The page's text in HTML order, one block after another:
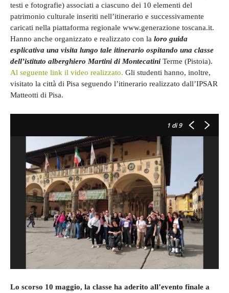
testi e fotografie) associati a ciascuno dei 10 elementi del
patrimonio culturale inseriti nell’itinerario e successivamente
caricati nella piattaforma regionale www.generazione toscana.it.
Hanno anche organizzato e realizzato con la loro guida
esplicativa una visita lungo tale itinerario ospitando una classe
dell’istituto alberghiero Martini di Montecatini Terme (Pistoia).
Al seguente link il video realizzato. Gli studenti hanno, inoltre,
visitato la città di Pisa seguendo l’itinerario realizzato dall’IPSAR
Matteotti di Pisa.
1 di 9
Lo scorso 10 maggio, la classe ha aderito all’evento finale a